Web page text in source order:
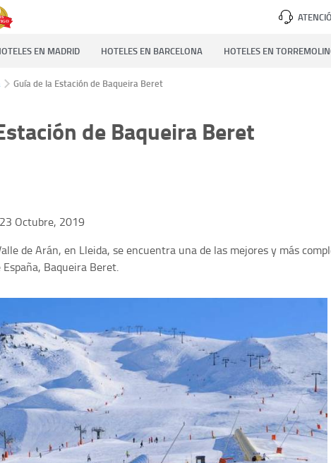
EN MADRID HOTELES EN BARCELONA HOTELES EN
Guía de la Estación de Baqueira Beret
de Baqueira Beret
23 Octubre, 2019
de Arán, en Lleida, se encuentra una de las mejores y más
Baqueira Beret.